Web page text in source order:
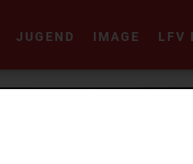
JUGEND IMAGE LFV